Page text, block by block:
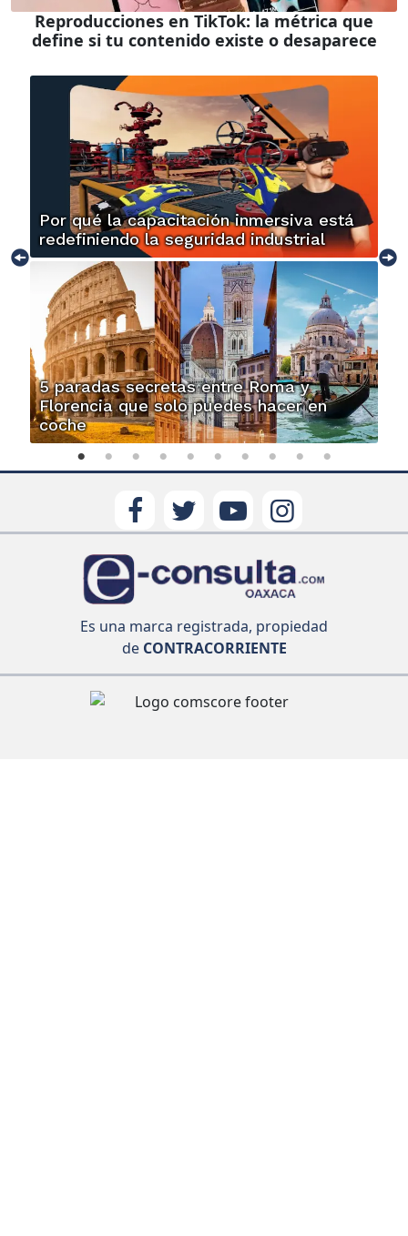
Reproducciones en TikTok: la métrica que
define si tu contenido existe o desaparece
Por qué la capacitación inmersiva está
redefiniendo la seguridad industrial
5 paradas secretas entre Roma y
Florencia que solo puedes hacer en
coche
Es una marca registrada, propiedad
deCONTRACORRIENTE